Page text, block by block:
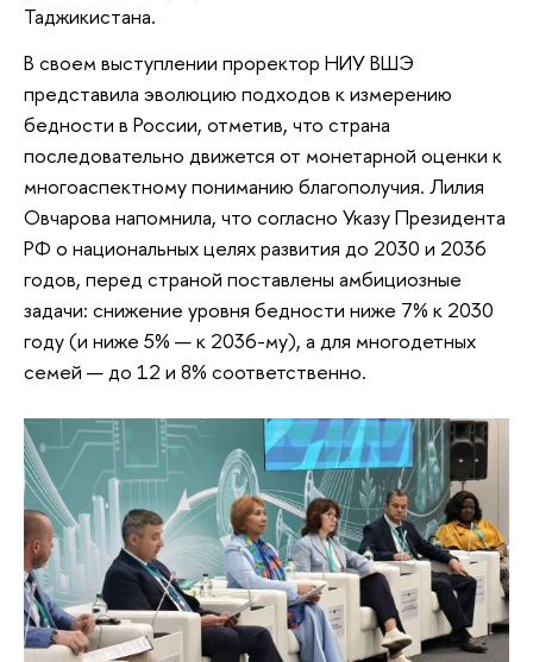
Таджикистана.
В своем выступлении проректор НИУ ВШЭ
представила эволюцию подходов к измерению
бедности в России, отметив, что страна
последовательно движется от монетарной оценки к
многоаспектному пониманию благополучия. Лилия
Овчарова напомнила, что согласно Указу Президента
РФ о национальных целях развития до 2030 и 2036
годов, перед страной поставлены амбициозные
задачи: снижение уровня бедности ниже 7% к 2030
году (и ниже 5% — к 2036-му), а для многодетных
семей — до 12 и 8% соответственно.